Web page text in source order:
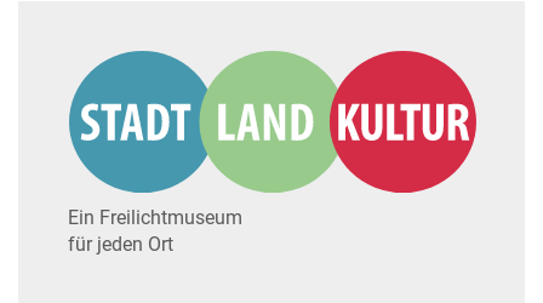
Ein Freilichtmuseum
für jeden Ort